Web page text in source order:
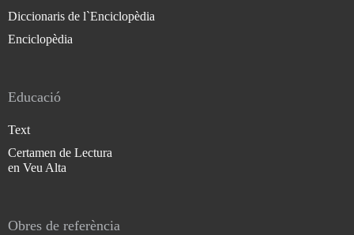
Diccionaris de l`Enciclopèdia
Enciclopèdia
Educació
Text
Certamen de Lectura
en Veu Alta
Obres de referència